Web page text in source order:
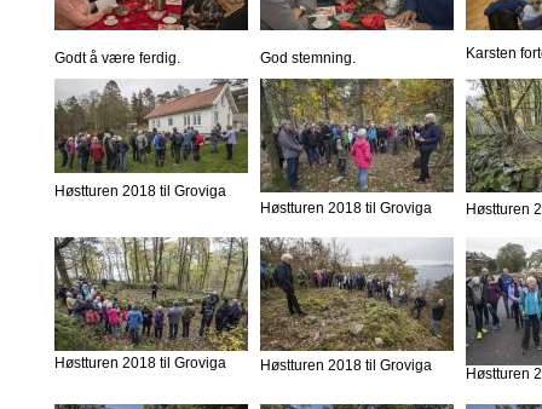
Godt å være ferdig. God stemning. Karsten
Høstturen 2018 til Groviga
Høstturen 2018 til Groviga
Høstturen
Høstturen 2018 til Groviga Høstturen 2018 til Groviga Høstturen